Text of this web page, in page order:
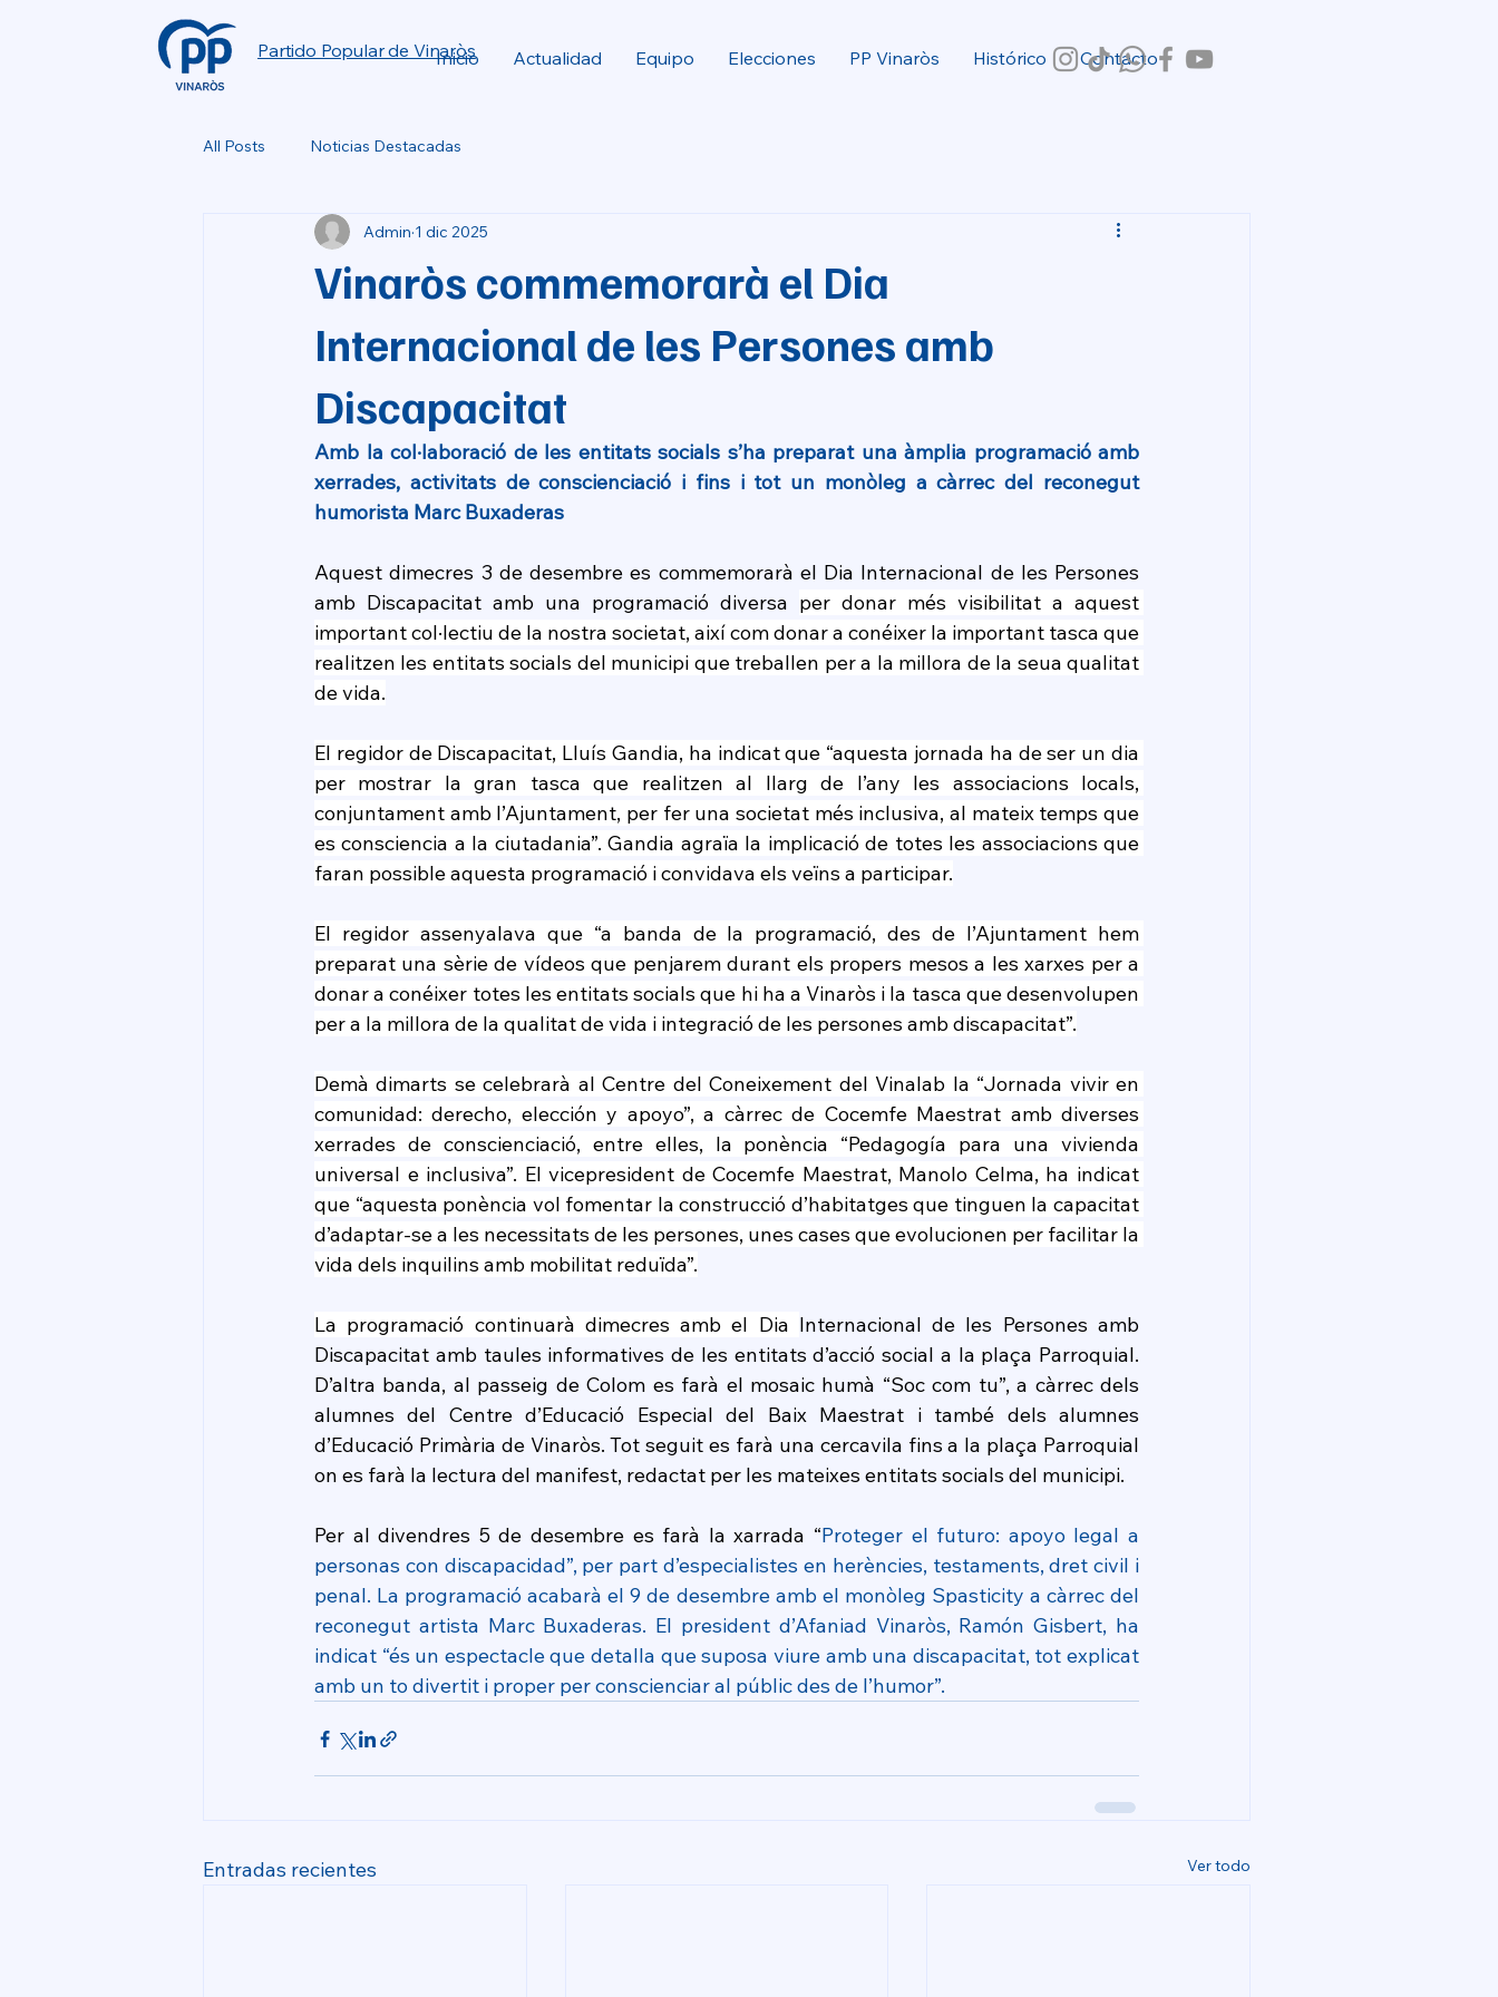
Partido Popular de Vinaròs
Inicio Actualidad Equipo Elecciones PP Vinaròs Histórico Contacto
All Posts Noticias Destacadas
Vinaròs commemorarà el Dia
Internacional de les Persones amb
Discapacitat
Admin 1 dic 2025
Amb la col·laboració de les entitats socials s’ha preparat una àmplia programació amb
xerrades, activitats de conscienciació i fins i tot un monòleg a càrrec del reconegut
humorista Marc Buxaderas
Aquest dimecres 3 de desembre es commemorarà el Dia Internacional de les Persones
amb Discapacitat amb una programació diversa per donar més visibilitat a aquest
important col·lectiu de la nostra societat, així com donar a conéixer la important tasca que
realitzen les entitats socials del municipi que treballen per a la millora de la seua qualitat
de vida.
El regidor de Discapacitat, Lluís Gandia, ha indicat que “aquesta jornada ha de ser un dia
per mostrar la gran tasca que realitzen al llarg de l’any les associacions locals,
conjuntament amb l’Ajuntament, per fer una societat més inclusiva, al mateix temps que
es consciencia a la ciutadania”. Gandia agraïa la implicació de totes les associacions que
faran possible aquesta programació i convidava els veïns a participar.
El regidor assenyalava que “a banda de la programació, des de l’Ajuntament hem
preparat una sèrie de vídeos que penjarem durant els propers mesos a les xarxes per a
donar a conéixer totes les entitats socials que hi ha a Vinaròs i la tasca que desenvolupen
per a la millora de la qualitat de vida i integració de les persones amb discapacitat”.
Demà dimarts se celebrarà al Centre del Coneixement del Vinalab la “Jornada vivir en
comunidad: derecho, elección y apoyo”, a càrrec de Cocemfe Maestrat amb diverses
xerrades de conscienciació, entre elles, la ponència “Pedagogía para una vivienda
universal e inclusiva”. El vicepresident de Cocemfe Maestrat, Manolo Celma, ha indicat
que “aquesta ponència vol fomentar la construcció d’habitatges que tinguen la capacitat
d’adaptar-se a les necessitats de les persones, unes cases que evolucionen per facilitar la
vida dels inquilins amb mobilitat reduïda”.
La programació continuarà dimecres amb el Dia Internacional de les Persones amb
Discapacitat amb taules informatives de les entitats d’acció social a la plaça Parroquial.
D’altra banda, al passeig de Colom es farà el mosaic humà “Soc com tu”, a càrrec dels
alumnes del Centre d’Educació Especial del Baix Maestrat i també dels alumnes
d’Educació Primària de Vinaròs. Tot seguit es farà una cercavila fins a la plaça Parroquial
on es farà la lectura del manifest, redactat per les mateixes entitats socials del municipi.
Per al divendres 5 de desembre es farà la xarrada “Proteger el futuro: apoyo legal a
personas con discapacidad”, per part d’especialistes en herències, testaments, dret civil i
penal. La programació acabarà el 9 de desembre amb el monòleg Spasticity a càrrec del
reconegut artista Marc Buxaderas. El president d’Afaniad Vinaròs, Ramón Gisbert, ha
indicat “és un espectacle que detalla que suposa viure amb una discapacitat, tot explicat
amb un to divertit i proper per conscienciar al públic des de l’humor”.
Entradas recientes Ver todo